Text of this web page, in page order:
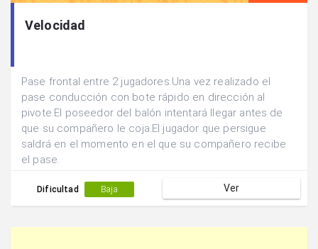
Velocidad
Pase frontal entre 2 jugadores.Una vez realizado el
pase conducción con bote rápido en dirección al
pivote.El poseedor del balón intentará llegar antes de
que su compañero le coja.El jugador que persigue
saldrá en el momento en el que su compañero recibe
el pase.
Dificultad Baja Ver